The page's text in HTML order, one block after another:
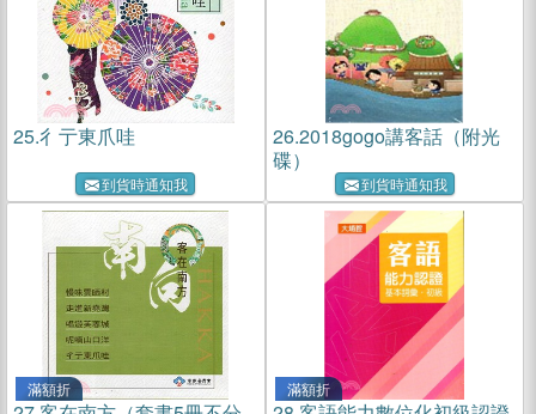
25.彳亍東爪哇
到貨時通知我
26.2018gogo講客話（附光
碟）
到貨時通知我
滿額折 滿額折